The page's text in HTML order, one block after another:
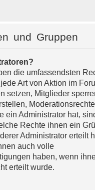
und Gruppen
die umfassendsten
Art von Aktion im
setzen, Mitglieder
ein Administrator hat,
Rechte ihnen ein
Administrator erteilt
auch volle
haben, wenn
erteilt wurde.